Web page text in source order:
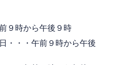
９時から午後９時
・・・午前９時から午後